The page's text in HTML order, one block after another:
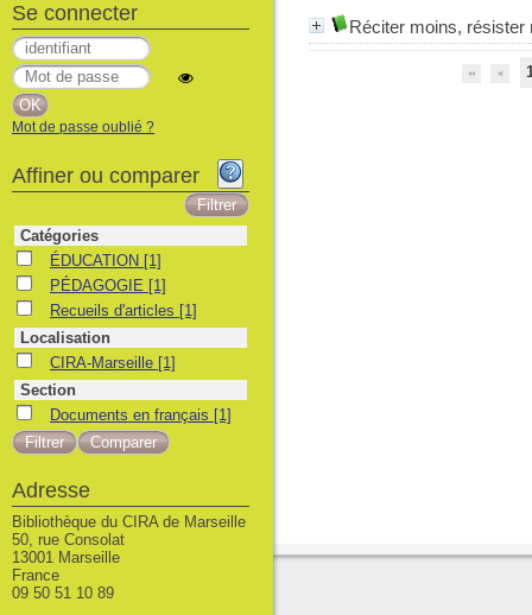
Réciter moins, résister
Se connecter
Mot de passe oublié ?
Affiner ou comparer
Catégories
ÉDUCATION
ÉDUCATION [1]
PÉDAGOGIE
PÉDAGOGIE [1]
Recueils d'articles
Recueils d'articles [1]
Localisation
CIRA-Marseille
CIRA-Marseille [1]
Section
Documents en français
Documents en français [1]
Adresse
Bibliothèque du CIRA de Marseille
50, rue Consolat
13001 Marseille
France
09 50 51 10 89